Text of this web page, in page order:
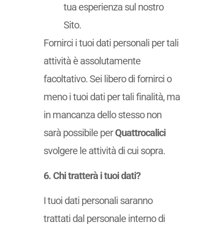
tua esperienza sul nostro
Sito.
Fornirci i tuoi dati personali per tali
attività è assolutamente
facoltativo. Sei libero di fornirci o
meno i tuoi dati per tali finalità, ma
in mancanza dello stesso non
sarà possibile perQuattrocalici
svolgere le attività di cui sopra.
6. Chi tratterà i tuoi dati?
I tuoi dati personali saranno
trattati dal personale interno di